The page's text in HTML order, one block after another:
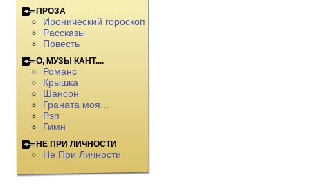
ПРОЗА
Иронический гороскоп
Рассказы
Повесть
О, МУЗЫ КАНТ....
Романс
Крышка
Шансон
Граната моя...
Рэп
Гимн
НЕ ПРИ ЛИЧНОСТИ
Не При Личности